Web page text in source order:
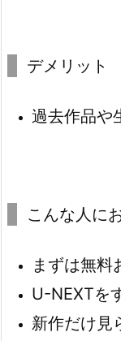
デメリット
過去作品や
こんな人に
まずは無料
U-NEXTを
新作だけ見